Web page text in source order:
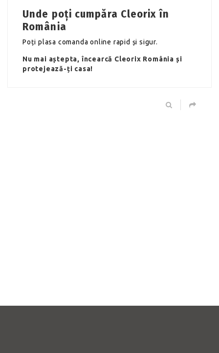
Unde poți cumpăra Cleorix în
România
Poți plasa comanda online rapid și sigur.
Nu mai aștepta, încearcă Cleorix România și
protejează-ți casa!